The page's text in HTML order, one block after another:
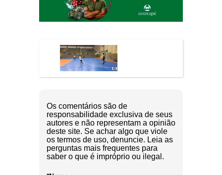
Os comentários são de
responsabilidade exclusiva de seus
autores e não representam a opinião
deste site. Se achar algo que viole
os termos de uso, denuncie. Leia as
perguntas mais frequentes para
saber o que é impróprio ou ilegal.